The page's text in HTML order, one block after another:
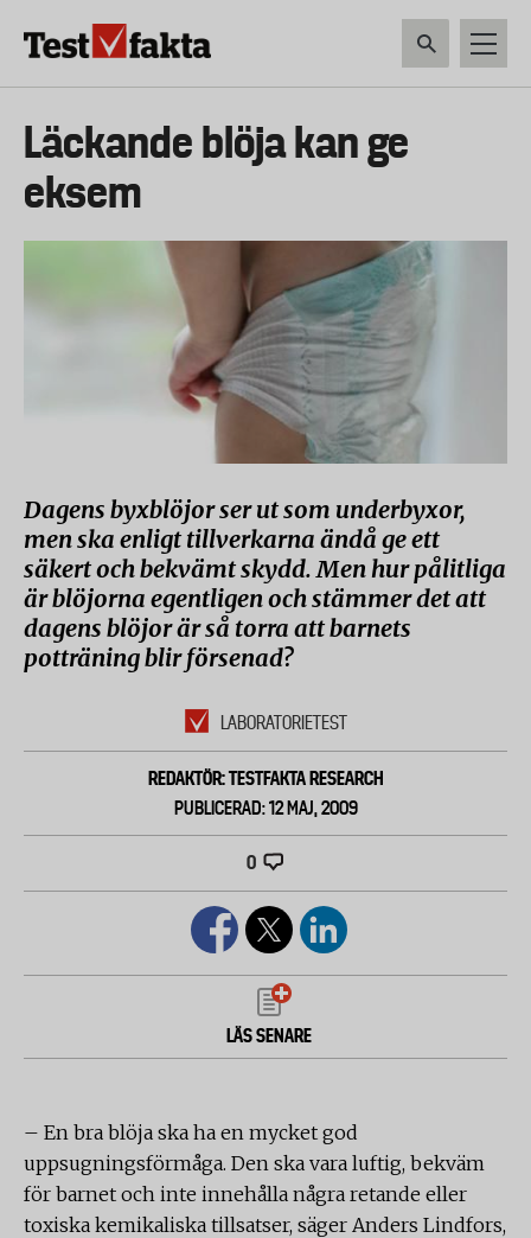
Huvudmeny
ny
Läckande blöja kan ge
eksem
Dagens byxblöjor ser ut som underbyxor,
men ska enligt tillverkarna ändå ge ett
säkert och bekvämt skydd. Men hur pålitliga
är blöjorna egentligen och stämmer det att
dagens blöjor är så torra att barnets
potträning blir försenad?
LABORATORIETEST
REDAKTÖR: TESTFAKTA RESEARCH
PUBLICERAD: 12 MAJ, 2009
0
LÄS SENARE
– En bra blöja ska ha en mycket god
uppsugningsförmåga. Den ska vara luftig, bekväm
för barnet och inte innehålla några retande eller
toxiska kemikaliska tillsatser, säger Anders Lindfors,